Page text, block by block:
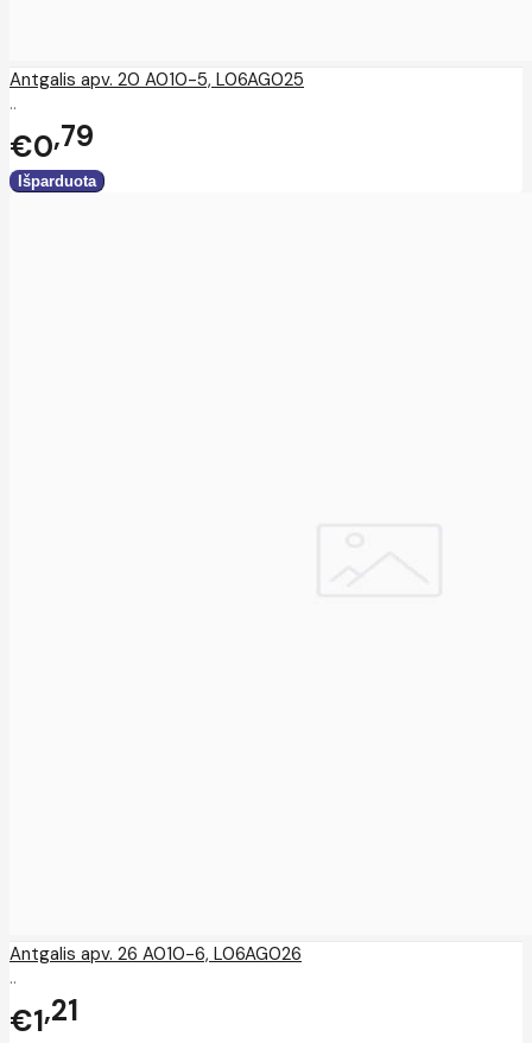
Antgalis apv. 20 A010-5, L06AG025
..
€0 79
Antgalis apv. 26 A010-6, L06AG026
..
€1 21